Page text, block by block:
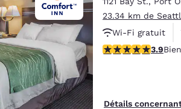
23.34 km de
Wi-Fi gratuit
Animaux
3.94 étoiles. Bien.
3.9Bien
Détails